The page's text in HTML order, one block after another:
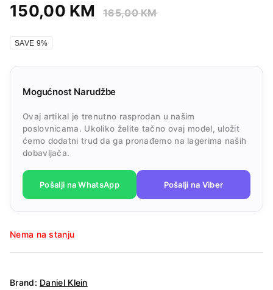
150,00 KM 165,00KM
SAVE 9%
Mogućnost Narudžbe
Ovaj artikal je trenutno rasprodan u našim
poslovnicama. Ukoliko želite tačno ovaj model, uložit
ćemo dodatni trud da ga pronađemo na lagerima naših
dobavljača.
Pošalji na WhatsApp Pošalji na Viber
Nema na stanju
Brand: Daniel Klein